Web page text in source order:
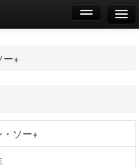
ー+
・ソー+